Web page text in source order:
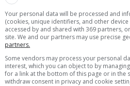
Your personal data will be processed and
(cookies, unique identifiers, and other
accessed by and shared with 369 partners,
site. We and our partners may use precise
partners.
Some vendors may process your personal
interest, which you can object to by
for a link at the bottom of this page or in the
withdraw consent in privacy and cookie